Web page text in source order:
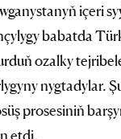
içeri
babatda
ozalky
nygtadylar.
prosesiniň
etdi.